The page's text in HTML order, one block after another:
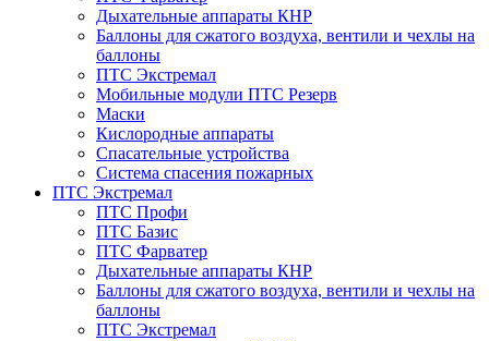
Дыхательные аппараты КНР
Баллоны для сжатого воздуха, вентили и чехлы на
баллоны
ПТС Экстремал
Мобильные модули ПТС Резерв
Маски
Кислородные аппараты
Спасательные устройства
Система спасения пожарных
ПТС Экстремал
ПТС Профи
ПТС Базис
ПТС Фарватер
Дыхательные аппараты КНР
Баллоны для сжатого воздуха, вентили и чехлы на
баллоны
ПТС Экстремал